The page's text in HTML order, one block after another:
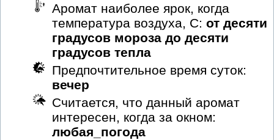
Аромат наиболее ярок, когда
температура воздуха, С: от десяти
градусов мороза до десяти
градусов тепла
Предпочтительное время суток:
вечер
Считается, что данный аромат
интересен, когда за окном:
любая_погода